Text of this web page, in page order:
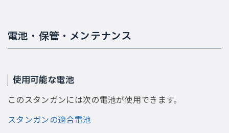
電池・保管・メンテナンス
使用可能な電池
このスタンガンには次の電池が使用できます。
スタンガンの適合電池